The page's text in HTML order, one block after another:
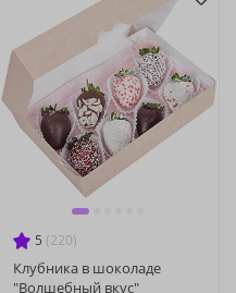
5 (220)
Клубника в шоколаде
"Волшебный вкус"